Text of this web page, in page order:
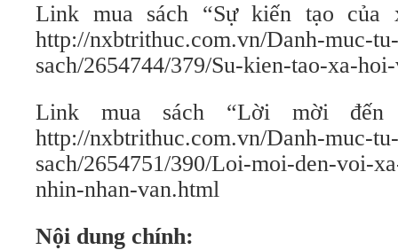
Link mua sách “Sự kiến tạo
http://nxbtrithuc.com.vn/Danh-muc-tu-
sach/2654744/379/Su-kien-tao-xa-
Link mua sách “Lời mời
http://nxbtrithuc.com.vn/Danh-muc-tu-
sach/2654751/390/Loi-moi-den-voi-
nhin-nhan-van.html
Nội dung chính: